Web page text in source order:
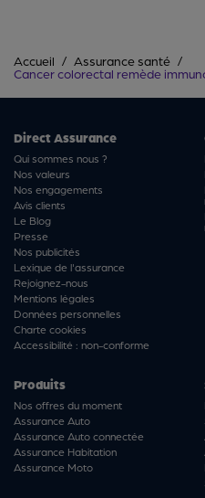
Accueil
Assurance santé
Cancer colorectal remède
Direct Assurance
Qui sommes nous ?
Nos valeurs
Nos engagements
Avis clients
Le Blog
Presse
Nos publicités
Lexique de l'assurance
Rejoignez-nous
Mentions légales
Données personnelles
Charte cookies
Accessibilité : non-conforme
Produits
Nos offres du moment
Assurance Auto
Assurance Auto connectée
Assurance Habitation
Assurance Moto